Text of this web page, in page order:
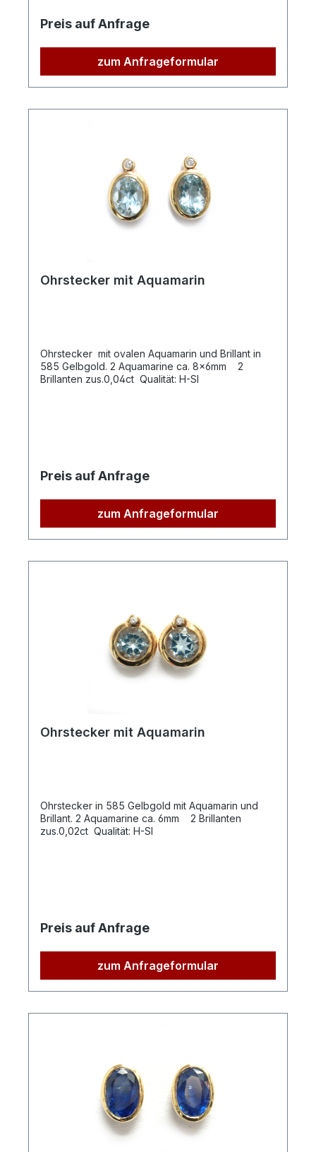
Preis auf Anfrage
zum Anfrageformular
Ohrstecker mit Aquamarin
Ohrstecker mit ovalen Aquamarin und Brillant in
585 Gelbgold. 2 Aquamarine ca. 8x6mm 2
Brillanten zus.0,04ct Qualität: H-SI
Preis auf Anfrage
zum Anfrageformular
Ohrstecker mit Aquamarin
Ohrstecker in 585 Gelbgold mit Aquamarin und
Brillant. 2 Aquamarine ca. 6mm 2 Brillanten
zus.0,02ct Qualität: H-SI
Preis auf Anfrage
zum Anfrageformular